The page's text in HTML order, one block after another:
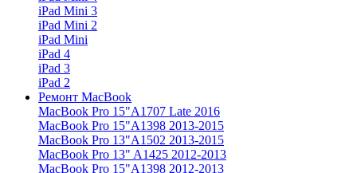
iPad Mini 3
iPad Mini 2
iPad Mini
iPad 4
iPad 3
iPad 2
Ремонт MacBook
MacBook Pro 15"A1707 Late 2016
MacBook Pro 15"A1398 2013-2015
MacBook Pro 13"A1502 2013-2015
MacBook Pro 13" A1425 2012-2013
MacBook Pro 15"A1398 2012-2013